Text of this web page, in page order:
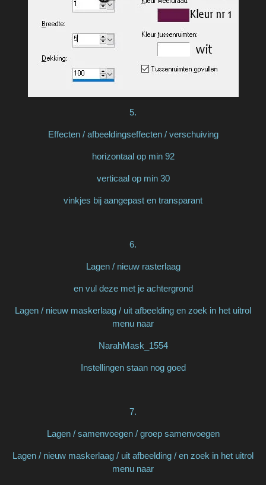
5.
Effecten / afbeeldingseffecten / verschuiving
horizontaal op min 92
verticaal op min 30
vinkjes bij aangepast en transparant
6.
Lagen / nieuw rasterlaag
en vul deze met je achtergrond
Lagen / nieuw maskerlaag / uit afbeelding en zoek in het uitrol
menu naar
NarahMask_1554
Instellingen staan nog goed
7.
Lagen / samenvoegen / groep samenvoegen
Lagen / nieuw maskerlaag / uit afbeelding / en zoek in het uitrol
menu naar